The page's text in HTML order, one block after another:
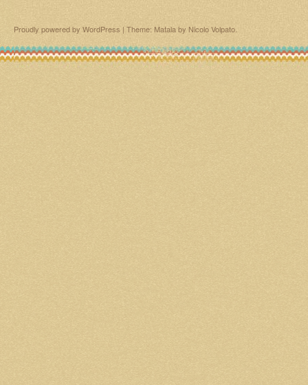
Proudly powered by WordPress | Theme: Matala by Nicolo Volpato